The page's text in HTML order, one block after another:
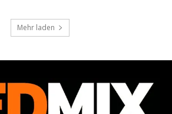
Mehr laden